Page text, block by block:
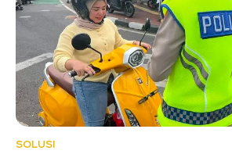
SOLUSI